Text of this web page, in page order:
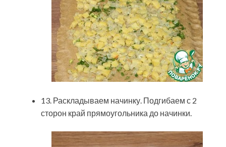
13. Раскладываем начинку. Подгибаем с 2
сторон край прямоугольника до начинки.